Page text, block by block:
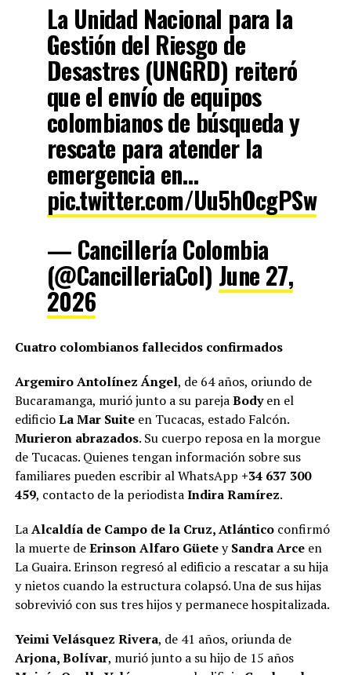
La Unidad Nacional para la
Gestión del Riesgo de
Desastres (UNGRD) reiteró
que el envío de equipos
colombianos de búsqueda y
rescate para atender la
emergencia en…
pic.twitter.com/Uu5hOcgPSw
— Cancillería Colombia
(@CancilleriaCol) June 27,
2026
Cuatro colombianos fallecidos confirmados
Argemiro Antolínez Ángel, de 64 años, oriundo de
Bucaramanga, murió junto a su parejaBodyen el
edificioLa Mar Suiteen Tucacas, estado Falcón.
Murieron abrazados. Su cuerpo reposa en la morgue
de Tucacas. Quienes tengan información sobre sus
familiares pueden escribir al WhatsApp +34 637 300
459, contacto de la periodistaIndira Ramírez.
LaAlcaldía de Campo de la Cruz, Atlánticoconfirmó
la muerte deErinson Alfaro GüeteySandra Arceen
La Guaira. Erinson regresó al edificio a rescatar a su hija
y nietos cuando la estructura colapsó. Una de sus hijas
sobrevivió con sus tres hijos y permanece hospitalizada.
Yeimi Velásquez Rivera, de 41 años, oriunda de
Arjona, Bolívar, murió junto a su hijo de 15 años